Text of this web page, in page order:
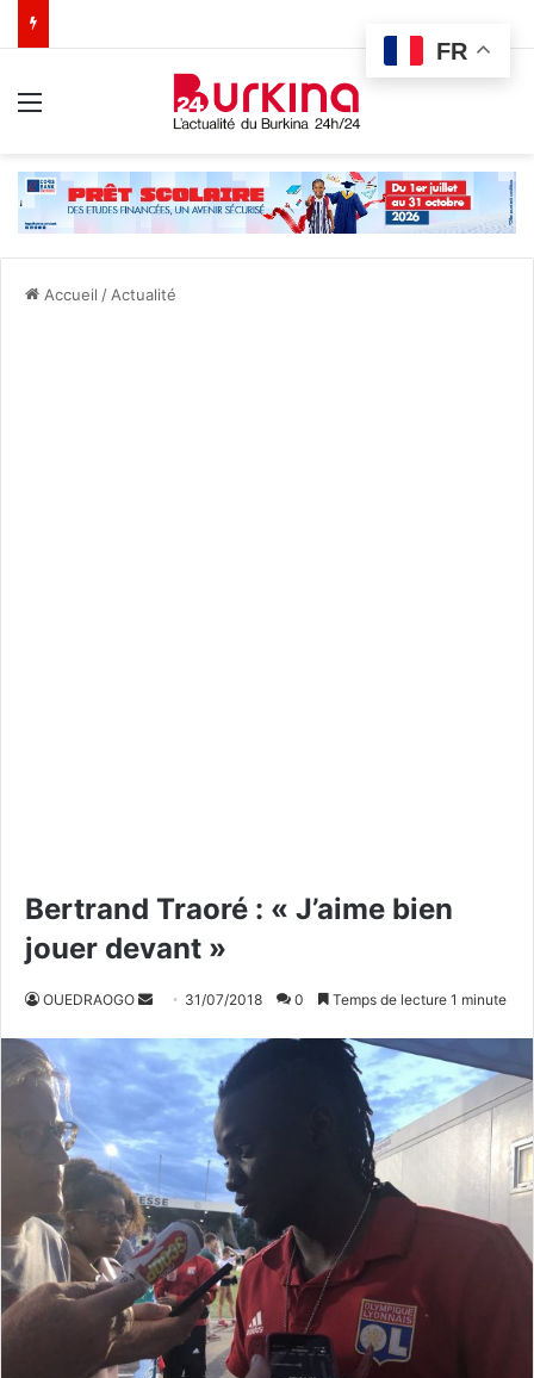
Accueil / Actualité
Bertrand Traoré : « J’aime bien
jouer devant »
OUEDRAOGO
v
e
u
n
c
o
u
r
31/07/2018 0 Temps de lecture 1 minute
FR